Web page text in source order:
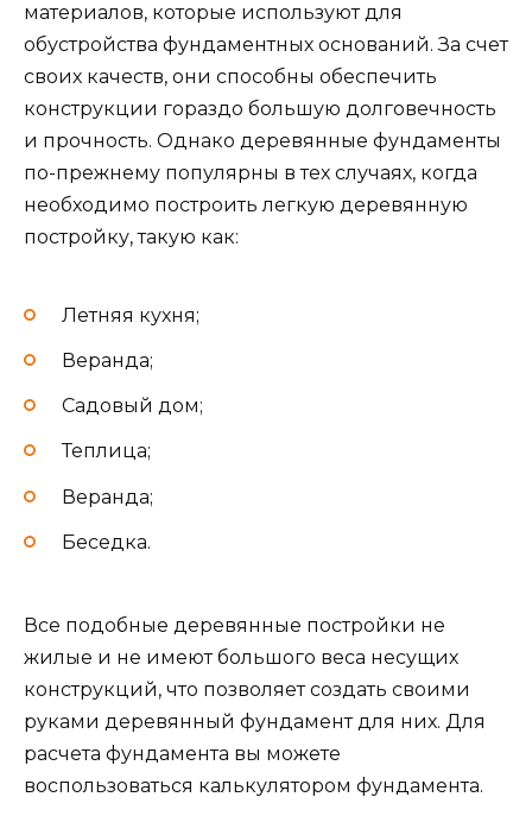
материалов, которые используют для
обустройства фундаментных оснований. За счет
своих качеств, они способны обеспечить
конструкции гораздо большую долговечность
и прочность. Однако деревянные фундаменты
по-прежнему популярны в тех случаях, когда
необходимо построить легкую деревянную
постройку, такую как:
Летняя кухня;
Веранда;
Садовый дом;
Теплица;
Веранда;
Беседка.
Все подобные деревянные постройки не
жилые и не имеют большого веса несущих
конструкций, что позволяет создать своими
руками деревянный фундамент для них. Для
расчета фундамента вы можете
воспользоваться калькулятором фундамента.